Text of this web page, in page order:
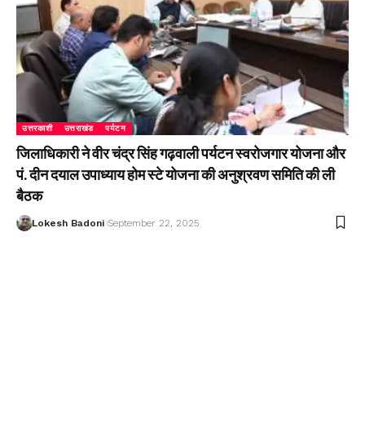
उत्तरकाशी उत्तराखंड पर्यटन
जिलाधिकारी ने वीर चंद्र सिंह गढ़वाली पर्यटन स्वरोजगार योजना और
पं. दीन दयाल उपाध्याय होम स्टे योजना की अनुश्रवण समिति की ली
बैठक
Lokesh Badoni September 22, 2025